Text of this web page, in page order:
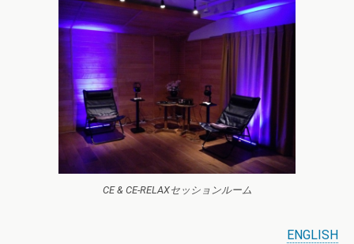
CE & CE-RELAXセッションルーム
ENGLISH